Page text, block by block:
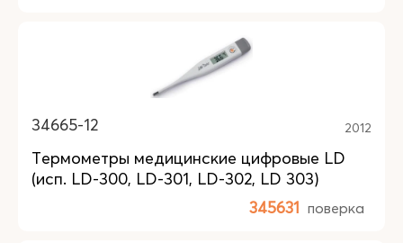
34665-12 2012
Термометры медицинские цифровые LD
(исп. LD-300, LD-301, LD-302, LD 303)
345631 поверка